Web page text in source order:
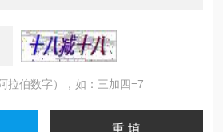
拉伯数字），如：三加四=7